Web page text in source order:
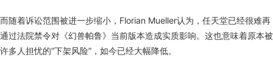
而随着诉讼范围被进一步缩小，Florian Mueller认为，任天堂已经很难再
通过法院禁令对《幻兽帕鲁》当前版本造成实质影响。这也意味着原本被
许多人担忧的“下架风险”，如今已经大幅降低。